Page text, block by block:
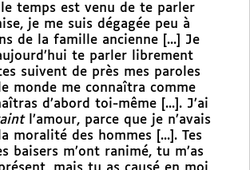
temps est venu de te parler
je me suis dégagée peu à
de la famille ancienne [...] Je
te parler librement
suivent de près mes paroles
monde me connaîtra comme
d’abord toi-même [...]. J’ai
l’amour, parce que je n’avais
moralité des hommes [...]. Tes
baisers m’ont ranimé, tu m’as